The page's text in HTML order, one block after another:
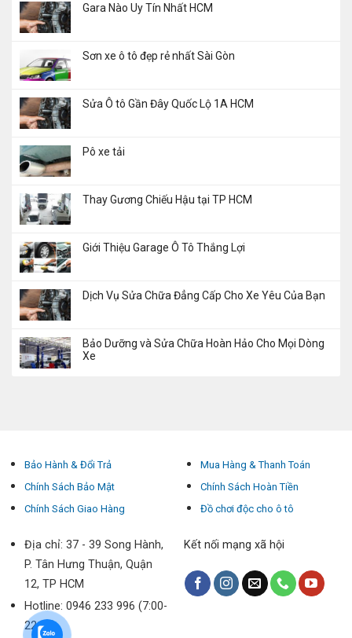
Gara Nào Uy Tín Nhất HCM
Sơn xe ô tô đẹp rẻ nhất Sài Gòn
Sửa Ô tô Gần Đây Quốc Lộ 1A HCM
Pô xe tải
Thay Gương Chiếu Hậu tại TP HCM
Giới Thiệu Garage Ô Tô Thắng Lợi
Dịch Vụ Sửa Chữa Đẳng Cấp Cho Xe Yêu Của Bạn
Bảo Dưỡng và Sửa Chữa Hoàn Hảo Cho Mọi Dòng
Xe
Bảo Hành & Đổi Trả
Chính Sách Bảo Mật
Chính Sách Giao Hàng
Mua Hàng & Thanh Toán
Chính Sách Hoàn Tiền
Đồ chơi độc cho ô tô
Địa chỉ: 37 - 39 Song Hành,
P. Tân Hưng Thuận, Quận
12, TP HCM
Hotline: 0946 233 996 (7:00-
22:00)
Kết nối mạng xã hội